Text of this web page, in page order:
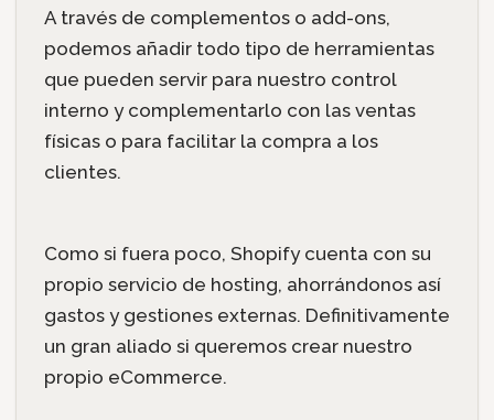
A través de complementos o add-ons,
podemos añadir todo tipo de herramientas
que pueden servir para nuestro control
interno y complementarlo con las ventas
físicas o para facilitar la compra a los
clientes.
Como si fuera poco, Shopify cuenta con su
propio servicio de hosting, ahorrándonos así
gastos y gestiones externas. Definitivamente
un gran aliado si queremos crear nuestro
propio eCommerce.